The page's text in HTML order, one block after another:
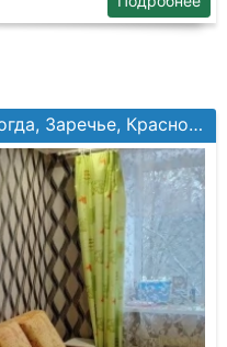
Заречье, Красноармейская ул, №8